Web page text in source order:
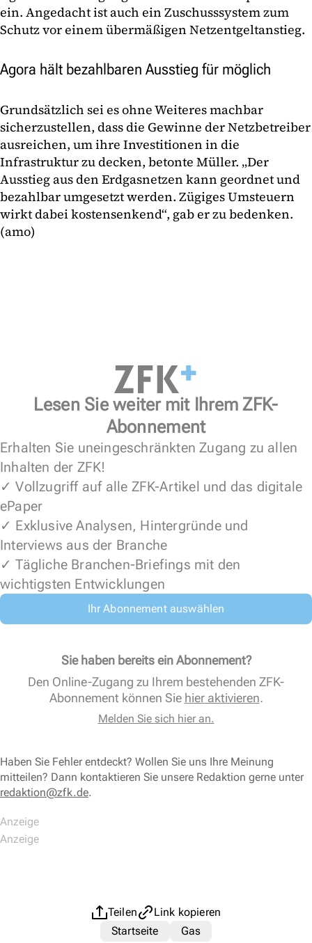
ein. Angedacht ist auch ein Zuschusssystem zum
Schutz vor einem übermäßigen Netzentgeltanstieg.
Agora hält bezahlbaren Ausstieg für möglich
Grundsätzlich sei es ohne Weiteres machbar
sicherzustellen, dass die Gewinne der Netzbetreiber
ausreichen, um ihre Investitionen in die
Infrastruktur zu decken, betonte Müller. „Der
Ausstieg aus den Erdgasnetzen kann geordnet und
bezahlbar umgesetzt werden. Zügiges Umsteuern
wirkt dabei kostensenkend“, gab er zu bedenken.
(amo)
Lesen Sie weiter mit Ihrem ZFK-
Abonnement
Erhalten Sie uneingeschränkten Zugang zu allen
Inhalten der ZFK!
✓ Vollzugriff auf alle ZFK-Artikel und das digitale
ePaper
✓ Exklusive Analysen, Hintergründe und
Interviews aus der Branche
✓ Tägliche Branchen-Briefings mit den
wichtigsten Entwicklungen
Ihr Abonnement auswählen
Sie haben bereits ein Abonnement?
Den Online-Zugang zu Ihrem bestehenden ZFK-
Abonnement können Sie hier aktivieren.
Melden Sie sich hier an.
Haben Sie Fehler entdeckt? Wollen Sie uns Ihre Meinung
mitteilen? Dann kontaktieren Sie unsere Redaktion gerne unter
redaktion@zfk.de.
Teilen
Link kopieren
Startseite
Gas